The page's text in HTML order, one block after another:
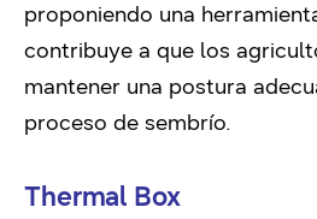
proponiendo una
contribuye a que los
mantener una postura
proceso de sembrío.
Thermal Box